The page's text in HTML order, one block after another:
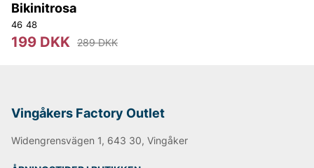
Bikinitrosa
46 48
199 DKK 289 DKK
Vingåkers Factory Outlet
Widengrensvägen 1, 643 30, Vingåker